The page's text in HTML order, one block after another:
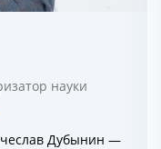
науки
Дубынин —